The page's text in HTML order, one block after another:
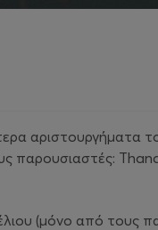
αριστουργήματα
(μόνο από τους